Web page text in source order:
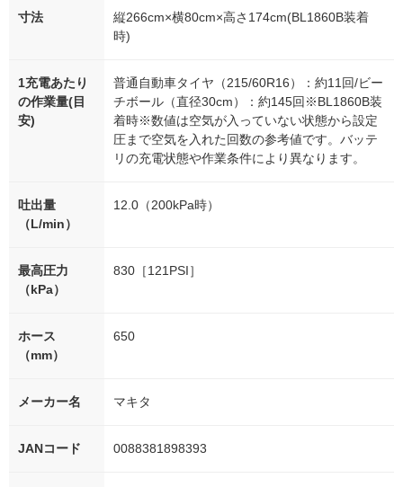
寸法
縦266cm×横80cm×高さ174cm(BL1860B装着
時)
1充電あたり
の作業量(目
安)
普通自動車タイヤ（215/60R16）：約11回/ビー
チボール（直径30cm）：約145回※BL1860B装
着時※数値は空気が入っていない状態から設定
圧まで空気を入れた回数の参考値です。バッテ
リの充電状態や作業条件により異なります。
吐出量
（L/min）
12.0（200kPa時）
最高圧力
（kPa）
830［121PSI］
ホース
（mm）
650
メーカー名 マキタ
JANコード 0088381898393